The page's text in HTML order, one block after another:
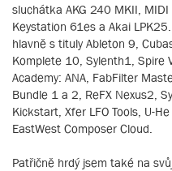
sluchátka AKG 240 MKII,
Keystation 61es a Akai
hlavně s tituly Ableton 9,
Komplete 10, Sylenth1, Spire
Academy: ANA, FabFilter
Bundle 1 a 2, ReFX Nexus2,
Kickstart, Xfer LFO Tools, U-
EastWest Composer Cloud.
Patřičně hrdý jsem také na